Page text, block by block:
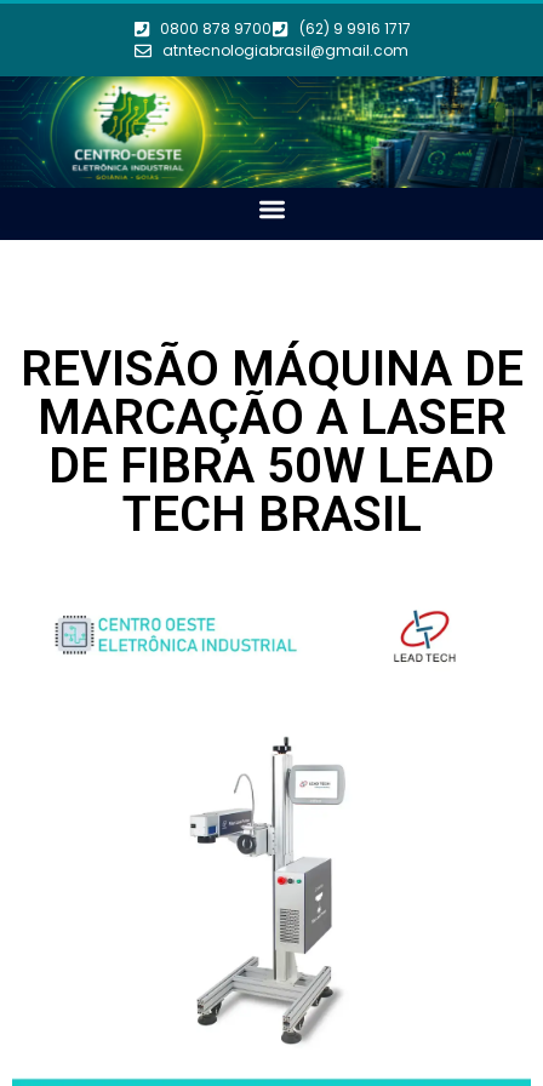
0800 878 9700
(62) 9 9916 1717
atntecnologiabrasil@gmail.com
REVISÃO MÁQUINA DE
MARCAÇÃO A LASER
DE FIBRA 50W LEAD
TECH BRASIL